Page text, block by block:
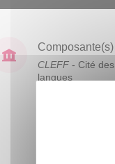
Composante(s)
CLEFF - Cité des
langues